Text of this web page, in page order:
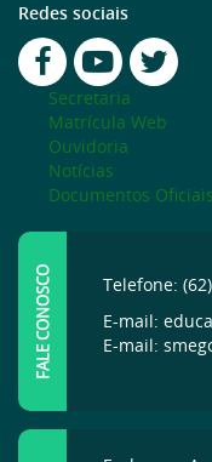
Redes sociais
Secretaria
Matrícula Web
Ouvidoria
Notícias
Documentos Oficiais
FALE CONOSCO
Telefone:
E-mail:
E-mail: